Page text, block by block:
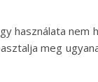
nem
meg